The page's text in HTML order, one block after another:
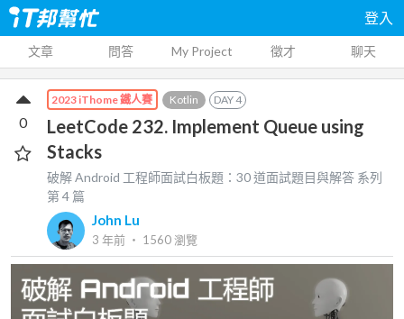
登入
文章 問答 My Project 徵才 聊天
2023 iThome 鐵人賽 Kotlin DAY4
LeetCode 232. Implement Queue using
Stacks
破解 Android 工程師面試白板題：30 道面試題目與解答 系列
第4 篇
John Lu
3 年前 ‧ 1560瀏覽
0